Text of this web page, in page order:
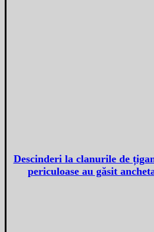
Descinderi la clanurile de
periculoase au găsit